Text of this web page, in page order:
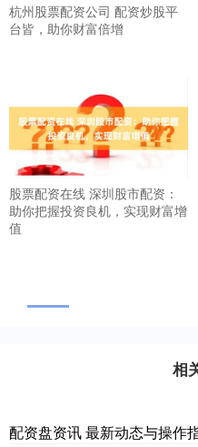
杭州股票配资公司 配资炒股平
台皆，助你财富倍增
股票配资在线 深圳股市配资：
助你把握投资良机，实现财富增
值
相
配资盘资讯 最新动态与操作